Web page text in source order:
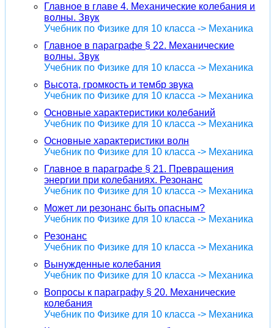
Главное в главе 4. Механические колебания и
волны. Звук
Учебник по Физике для 10 класса -> Механика
Главное в параграфе § 22. Механические
волны. Звук
Учебник по Физике для 10 класса -> Механика
Высота, громкость и тембр звука
Учебник по Физике для 10 класса -> Механика
Основные характеристики колебаний
Учебник по Физике для 10 класса -> Механика
Основные характеристики волн
Учебник по Физике для 10 класса -> Механика
Главное в параграфе § 21. Превращения
энергии при колебаниях. Резонанс
Учебник по Физике для 10 класса -> Механика
Может ли резонанс быть опасным?
Учебник по Физике для 10 класса -> Механика
Резонанс
Учебник по Физике для 10 класса -> Механика
Вынужденные колебания
Учебник по Физике для 10 класса -> Механика
Вопросы к параграфу § 20. Механические
колебания
Учебник по Физике для 10 класса -> Механика